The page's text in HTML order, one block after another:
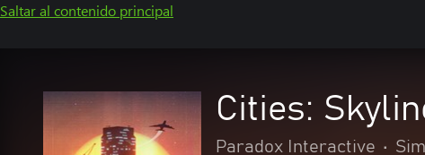
Saltar al contenido principal
Cities:
Paradox Interactive •